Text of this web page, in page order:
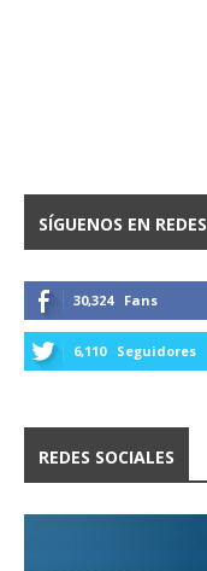
SÍGUENOS EN REDES
30,324 Fans
6,110 Seguidores
REDES SOCIALES